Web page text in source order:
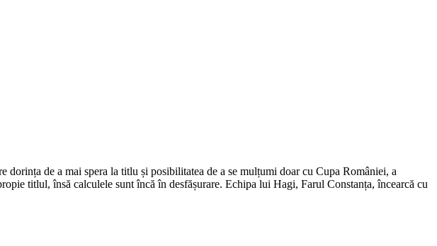
de a mai spera la titlu și posibilitatea de a se mulțumi doar cu Cupa României, a
titlul, însă calculele sunt încă în desfășurare. Echipa lui Hagi, Farul Constanța, încearcă cu